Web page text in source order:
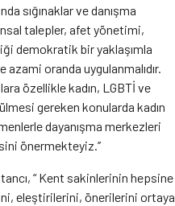
sığınaklar ve danışma
talepler, afet yönetimi,
demokratik bir yaklaşımla
oranda uygulanmalıdır.
özellikle kadın, LGBTİ ve
gereken konularda kadın
dayanışma merkezleri
önermekteyiz.’’
“ Kent sakinlerinin hepsine
eleştirilerini, önerilerini ortaya